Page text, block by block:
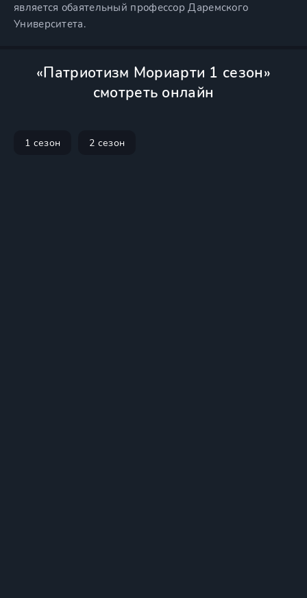
является обаятельный профессор Даремского
Университета.
«Патриотизм Мориарти 1 сезон»
смотреть онлайн
1 сезон 2 сезон